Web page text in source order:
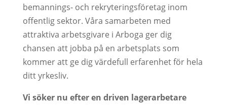
bemannings- och rekryteringsföretag inom
offentlig sektor. Våra samarbeten med
attraktiva arbetsgivare i Arboga ger dig
chansen att jobba på en arbetsplats som
kommer att ge dig värdefull erfarenhet för hela
ditt yrkesliv.
Vi söker nu efter en driven lagerarbetare